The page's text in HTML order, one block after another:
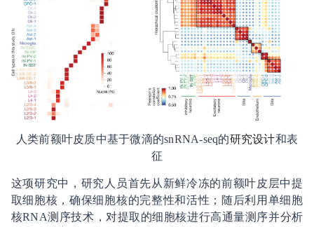
人类前额叶皮质中基于微滴的snRNA-seq的研究设计和表
征
这项研究中，研究人员首先从新鲜冷冻的前额叶皮层中提
取细胞核，确保细胞核的完整性和活性；随后利用单细胞
核RNA测序技术，对提取的细胞核进行高通量测序并分析